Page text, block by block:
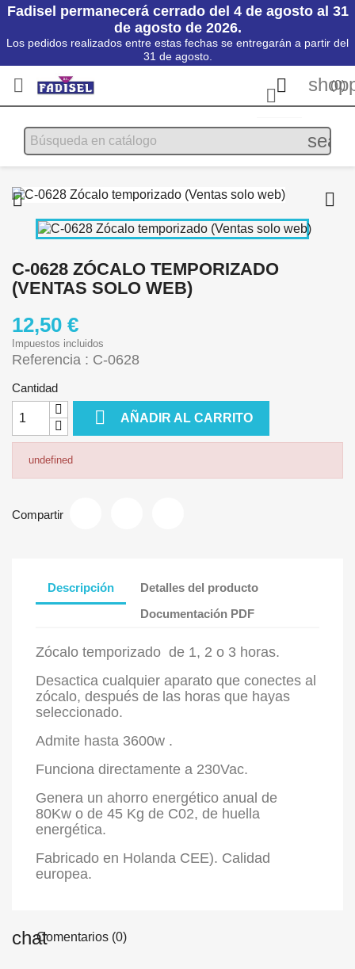
Fadisel permanecerá cerrado del 4 de agosto al 31
de agosto de 2026.
Los pedidos realizados entre estas fechas se entregarán a partir del
31 de agosto.

 (0)

 
C-0628 ZÓCALO TEMPORIZADO
(VENTAS SOLO WEB)
12,50 €
Impuestos incluidos
Referencia : C-0628
Cantidad
 AÑADIR AL CARRITO
undefined
Compartir
Descripción
Detalles del producto
Documentación PDF
Zócalo temporizado de 1, 2 o 3 horas.
Desactica cualquier aparato que conectes al
zócalo, después de las horas que hayas
seleccionado.
Admite hasta 3600w .
Funciona directamente a 230Vac.
Genera un ahorro energético anual de
80Kw o de 45 Kg de C02, de huella
energética.
Fabricado en Holanda CEE). Calidad
europea.
Comentarios (0)